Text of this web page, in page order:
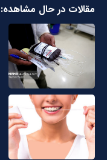
مقالات در حال مشاهده: